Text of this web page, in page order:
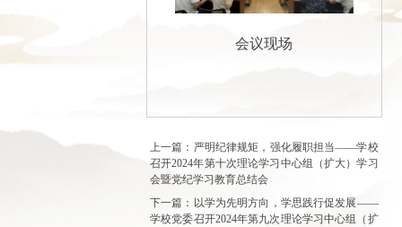
会议现场
上一篇：严明纪律规矩，强化履职担当——学校
召开2024年第十次理论学习中心组（扩大）学习
会暨党纪学习教育总结会
下一篇：以学为先明方向，学思践行促发展——
学校党委召开2024年第九次理论学习中心组（扩